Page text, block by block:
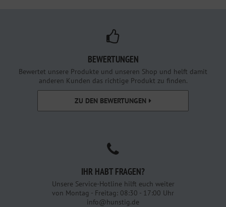
BEWERTUNGEN
Bewertet unsere Produkte und unseren Shop und helft damit
anderen Kunden das richtige Produkt zu finden.
ZU DEN BEWERTUNGEN
IHR HABT FRAGEN?
Unsere Service-Hotline hilft euch weiter
von Montag - Freitag: 08:30 - 17:00 Uhr
info@hunstig.de